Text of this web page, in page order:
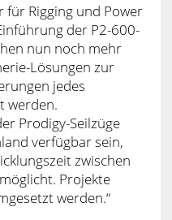
für Rigging und Power
der P2-600-
nun noch mehr
Lösungen zur
jedes
werden.
Prodigy-Seilzüge
verfügbar sein,
zwischen
Projekte
werden.“